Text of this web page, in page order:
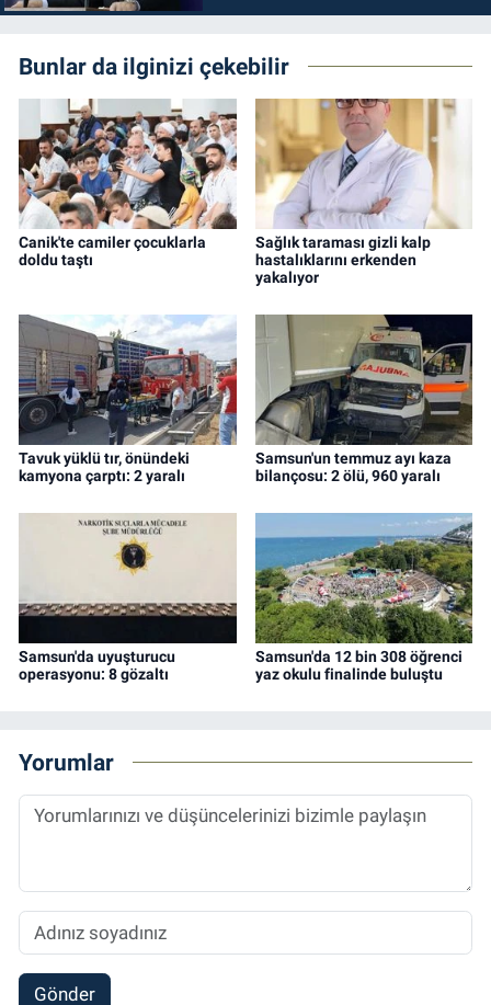
Bunlar da ilginizi çekebilir
Canik'te camiler çocuklarla
doldu taştı
Sağlık taraması gizli kalp
hastalıklarını erkenden
yakalıyor
Tavuk yüklü tır, önündeki
kamyona çarptı: 2 yaralı
Samsun'un temmuz ayı kaza
bilançosu: 2 ölü, 960 yaralı
Samsun'da uyuşturucu
operasyonu: 8 gözaltı
Samsun'da 12 bin 308 öğrenci
yaz okulu finalinde buluştu
Yorumlar
Gönder